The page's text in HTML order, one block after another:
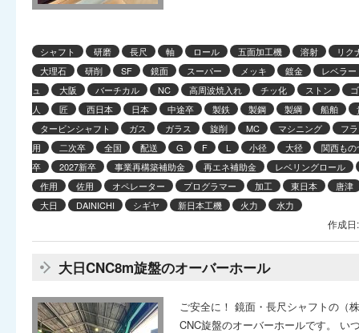
シャフト 研磨 長尺 軸 ロール 五面加工機 溶射
リク
大理石
研削 SF 鏡面 スーパー メッキ 鍍金
レベラー
ュ
大阪 バーチカル NC 高周波焼入れ チッ化 ストン
人
匠 西日本 日本 中途卒 製鉄 製鋼 製綱 船舶
タービンシャフト
ガス ガラス 旋削 MC マシニング
フ
用
二次卒 全国 配送 G F L 小径 大径
関西も
卒
2027新卒 事業再構築補助金 再エネ補助金
レベリングロール
作用
佐用 オペレーター プログラマー 加工 東日本
唐津
大日
DAINICHI シギヤ 新日本工機 火力 水力
作成
大日CNC8m旋盤のオーバーホール
ご安全に！ 鏡面・長尺シャフトの（
CNC旋盤のオーバーホールです。 い